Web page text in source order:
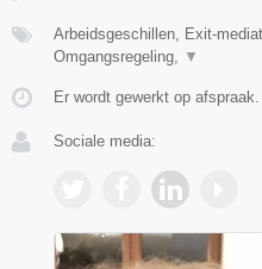
Arbeidsgeschillen, Exit-
Omgangsregeling,
▼
Er wordt gewerkt op afspraak.
Sociale media: